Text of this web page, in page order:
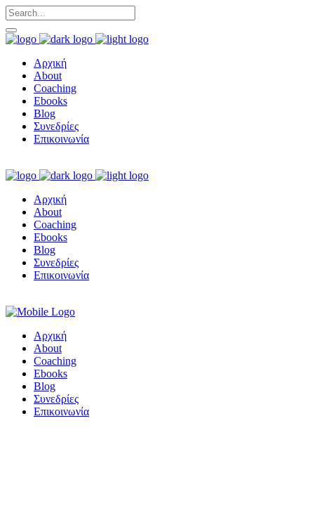
Αρχική
About
Coaching
Ebooks
Blog
Συνεδρίες
Επικοινωνία
Αρχική
About
Coaching
Ebooks
Blog
Συνεδρίες
Επικοινωνία
Αρχική
About
Coaching
Ebooks
Blog
Συνεδρίες
Επικοινωνία